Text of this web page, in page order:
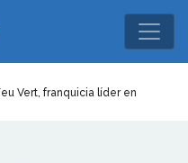
Vert, franquicia líder en